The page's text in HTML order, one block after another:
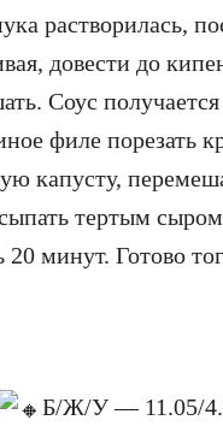
растворилась,
довести до
Соус
филе порезать
капусту,
тертым
минут. Готово
Б/Ж/У — 11.05/